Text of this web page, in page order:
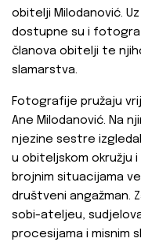
obitelji Milodanović.
dostupne su i
članova obitelji te
slamarstva.
Fotografije pružaju
Ane Milodanović. Na
njezine sestre
u obiteljskom okružju
brojnim situacijama
društveni angažman.
sobi-ateljeu,
procesijama i misnim